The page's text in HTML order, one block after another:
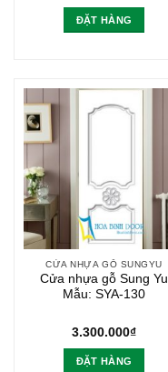
ĐẶT HÀNG
CỬA NHỰA GỖ SUNGYU
Cửa nhựa gỗ Sung Yu
Mẫu: SYA-130
3.300.000₫
ĐẶT HÀNG